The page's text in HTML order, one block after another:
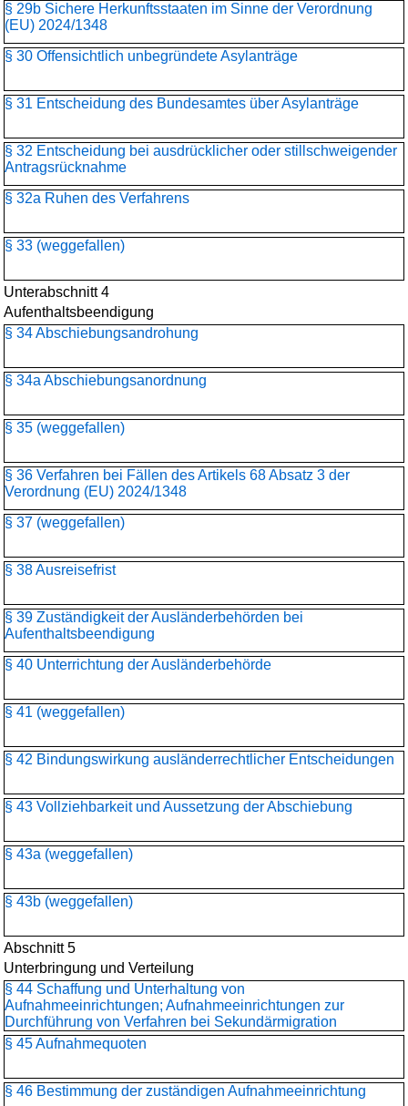
§ 29b Sichere Herkunftsstaaten im Sinne der Verordnung
(EU) 2024/1348
§ 30 Offensichtlich unbegründete Asylanträge
§ 31 Entscheidung des Bundesamtes über Asylanträge
§ 32 Entscheidung bei ausdrücklicher oder stillschweigender
Antragsrücknahme
§ 32a Ruhen des Verfahrens
§ 33 (weggefallen)
Unterabschnitt 4
Aufenthaltsbeendigung
§ 34 Abschiebungsandrohung
§ 34a Abschiebungsanordnung
§ 35 (weggefallen)
§ 36 Verfahren bei Fällen des Artikels 68 Absatz 3 der
Verordnung (EU) 2024/1348
§ 37 (weggefallen)
§ 38 Ausreisefrist
§ 39 Zuständigkeit der Ausländerbehörden bei
Aufenthaltsbeendigung
§ 40 Unterrichtung der Ausländerbehörde
§ 41 (weggefallen)
§ 42 Bindungswirkung ausländerrechtlicher Entscheidungen
§ 43 Vollziehbarkeit und Aussetzung der Abschiebung
§ 43a (weggefallen)
§ 43b (weggefallen)
Abschnitt 5
Unterbringung und Verteilung
§ 44 Schaffung und Unterhaltung von
Aufnahmeeinrichtungen; Aufnahmeeinrichtungen zur
Durchführung von Verfahren bei Sekundärmigration
§ 45 Aufnahmequoten
§ 46 Bestimmung der zuständigen Aufnahmeeinrichtung